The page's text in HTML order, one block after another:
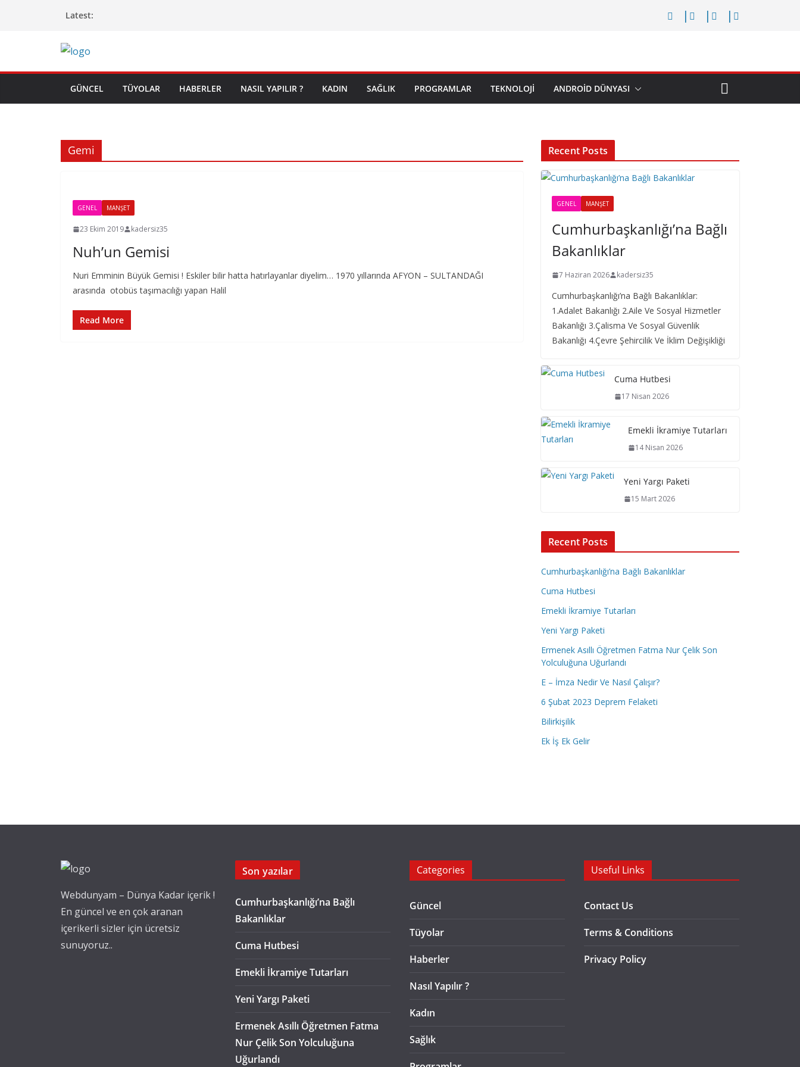
Latest:
GÜNCEL TÜYOLAR HABERLER NASIL YAPILIR ? KADIN SAĞLIK PROGRAMLAR TEKNOLOJI ANDROID DÜNYASI
Gemi
GENEL MANŞET
23 Ekim 2019 kadersiz35
Nuh’un Gemisi
Nuri Emminin Büyük Gemisi ! Eskiler bilir hatta hatırlayanlar diyelim… 1970 yıllarında AFYON – SULTANDAĞI
arasında otobüs taşımacılığı yapan Halil
Read More
Recent Posts
GENEL MANŞET
Cumhurbaşkanlığı’na Bağlı
Bakanlıklar
7 Haziran 2026 kadersiz35
Cumhurbaşkanlığı’na Bağlı Bakanlıklar:
1.Adalet Bakanlığı 2.Aile Ve Sosyal Hizmetler
Bakanlığı 3.Çalisma Ve Sosyal Güvenlik
Bakanlığı 4.Çevre Şehircilik Ve İklim Değişikliği
Cuma Hutbesi
17 Nisan 2026
Emekli İkramiye Tutarları
14 Nisan 2026
Yeni Yargı Paketi
15 Mart 2026
Recent Posts
Cumhurbaşkanlığı’na Bağlı Bakanlıklar
Cuma Hutbesi
Emekli İkramiye Tutarları
Yeni Yargı Paketi
Ermenek Asıllı Öğretmen Fatma Nur Çelik Son
Yolculuğuna Uğurlandı
E – İmza Nedir Ve Nasıl Çalışır?
6 Şubat 2023 Deprem Felaketi
Bilirkişilik
Ek İş Ek Gelir
Webdunyam – Dünya Kadar içerik !
En güncel ve en çok aranan
içerikerli sizler için ücretsiz
sunuyoruz..
Son yazılar
Cumhurbaşkanlığı’na Bağlı
Bakanlıklar
Cuma Hutbesi
Emekli İkramiye Tutarları
Yeni Yargı Paketi
Ermenek Asıllı Öğretmen Fatma
Nur Çelik Son Yolculuğuna
Uğurlandı
Categories
Güncel
Tüyolar
Haberler
Nasıl Yapılır ?
Kadın
Sağlık
Useful Links
Contact Us
Terms & Conditions
Privacy Policy